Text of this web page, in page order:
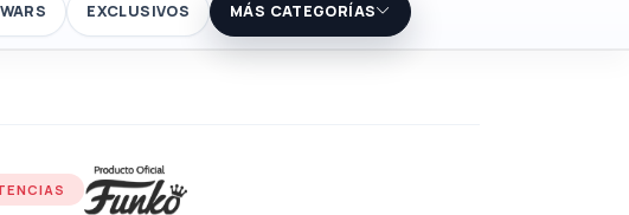
EXCLUSIVOS MÁS CATEGORÍAS